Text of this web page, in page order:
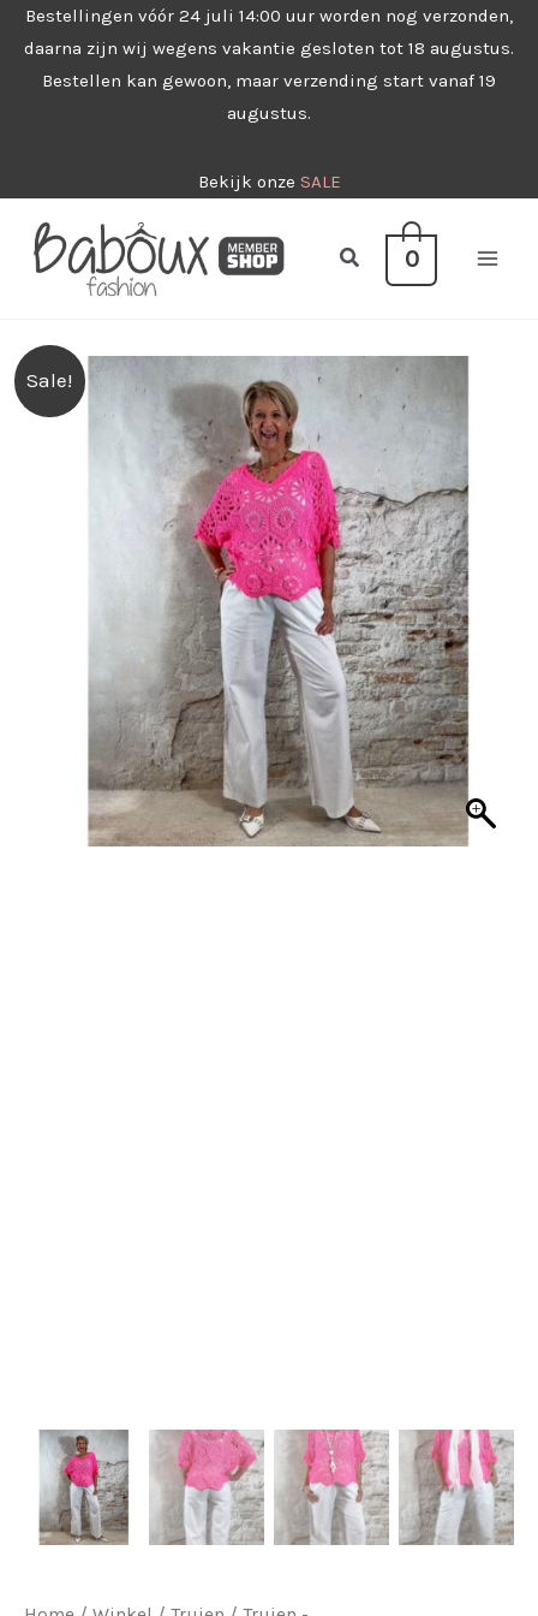
naar
Bestellingen vóór 24 juli 14:00 uur worden nog verzonden,
daarna zijn wij wegens vakantie gesloten tot 18 augustus.
Bestellen kan gewoon, maar verzending start vanaf 19
augustus.
Bekijk onze SALE
Zoeken0
Sale!